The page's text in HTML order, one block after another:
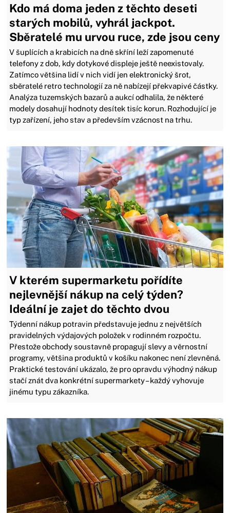
Kdo má doma jeden z těchto deseti
starých mobilů, vyhrál jackpot.
Sběratelé mu urvou ruce, zde jsou ceny
V šuplících a krabicích na dně skříní leží zapomenuté
telefony z dob, kdy dotykové displeje ještě neexistovaly.
Zatímco většina lidí v nich vidí jen elektronický šrot,
sběratelé retro technologií za ně nabízejí překvapivé částky.
Analýza tuzemských bazarů a aukcí odhalila, že některé
modely dosahují hodnoty desítek tisíc korun. Rozhodující je
typ zařízení, jeho stav a především vzácnost na trhu.
V kterém supermarketu pořídíte
nejlevnější nákup na celý týden?
Ideální je zajet do těchto dvou
Týdenní nákup potravin představuje jednu z největších
pravidelných výdajových položek v rodinném rozpočtu.
Přestože obchody soustavně propagují slevy a věrnostní
programy, většina produktů v košíku nakonec není zlevněná.
Praktické testování ukázalo, že pro opravdu výhodný nákup
stačí znát dva konkrétní supermarkety – každý vyhovuje
jinému typu zákazníka.